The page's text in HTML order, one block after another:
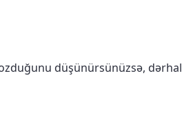
düşünürsünüzsə, dərhal